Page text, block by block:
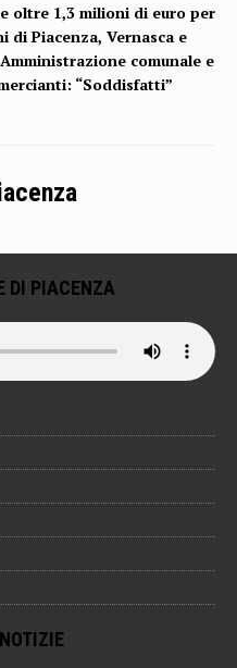
oltre 1,3 milioni di euro per
di Piacenza, Vernasca e
comunale e
“Soddisfatti”
DI PIACENZA